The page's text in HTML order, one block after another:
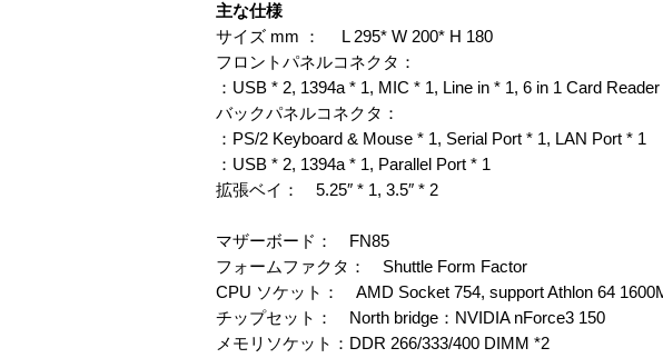
主な仕様
サイズ mm ： L 295* W 200* H 180
フロントパネルコネクタ：
：USB * 2, 1394a * 1, MIC * 1, Line in * 1, 6 in 1 Card Reader
バックパネルコネクタ：
：PS/2 Keyboard & Mouse * 1, Serial Port * 1, LAN Port * 1
：USB * 2, 1394a * 1, Parallel Port * 1
拡張ベイ： 5.25″ * 1, 3.5″ * 2
マザーボード： FN85
フォームファクタ： Shuttle Form Factor
CPU ソケット： AMD Socket 754, support Athlon 64
チップセット： North bridge：NVIDIA nForce3 150
メモリソケット：DDR 266/333/400 DIMM *2